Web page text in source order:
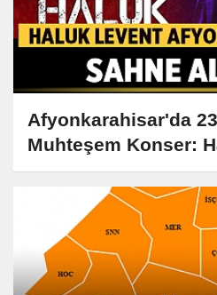
Afyonkarahisar'da
Muhteşem Konser:
Sahne Alacak!